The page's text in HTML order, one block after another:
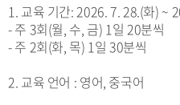
1. 교육 기간: 2026. 7. 28.(화) ~
- 주 3회(월, 수, 금) 1일 20분씩
- 주 2회(화, 목) 1일 30분씩
2. 교육 언어 : 영어, 중국어